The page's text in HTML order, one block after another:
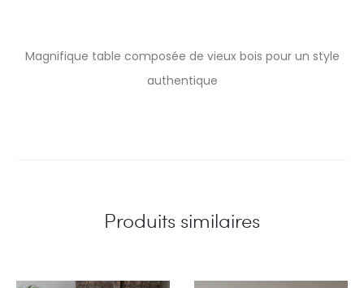
Magnifique table composée de vieux bois pour un style
authentique
Produits similaires